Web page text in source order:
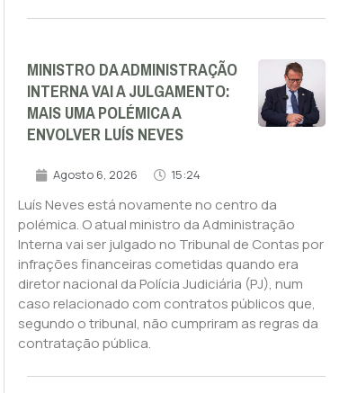
MINISTRO DA ADMINISTRAÇÃO
INTERNA VAI A JULGAMENTO:
MAIS UMA POLÉMICA A
ENVOLVER LUÍS NEVES
Agosto 6, 2026 15:24
Luís Neves está novamente no centro da
polémica. O atual ministro da Administração
Interna vai ser julgado no Tribunal de Contas por
infrações financeiras cometidas quando era
diretor nacional da Polícia Judiciária (PJ), num
caso relacionado com contratos públicos que,
segundo o tribunal, não cumpriram as regras da
contratação pública.